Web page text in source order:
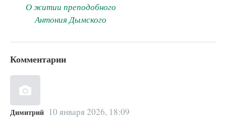
О житии преподобного
Антония Дымского
Комментарии
Димитрий 10 января 2026, 18:09